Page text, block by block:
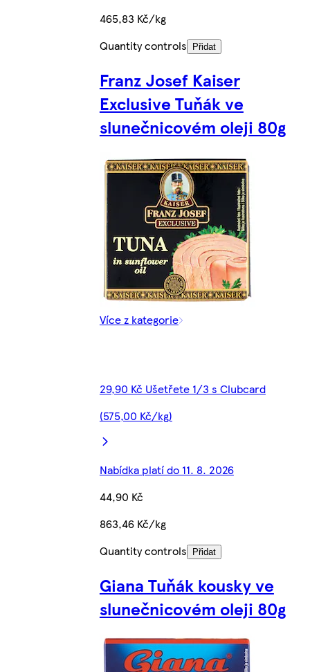
465,83 Kč/kg
Quantity controls
Přidat
Franz Josef Kaiser
Exclusive Tuňák ve
slunečnicovém oleji 80g
Více z kategorie
29,90 Kč Ušetřete 1/3 s Clubcard
(575,00 Kč/kg)
Nabídka platí do 11. 8. 2026
44,90 Kč
863,46 Kč/kg
Quantity controls
Přidat
Giana Tuňák kousky ve
slunečnicovém oleji 80g